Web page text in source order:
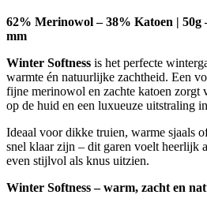
62% Merinowol – 38% Katoen | 50g
mm
Winter Softness is het perfecte
warmte én natuurlijke zachtheid. Een
fijne merinowol en zachte katoen zorgt
op de huid en een luxueuze uitstraling
Ideaal voor dikke truien, warme sjaals
snel klaar zijn – dit garen voelt heerlijk
even stijlvol als knus uitzien.
Winter Softness – warm, zacht en